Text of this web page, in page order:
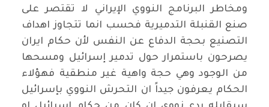
ومخاطر البرنامج النووي الإيراني لا تقتصر على
صنع القنبلة التدميرية فحسب انما تتجاوز اهداف
التصنيع بحجة الدفاع عن النفس لأن حكام ايران
يصرحون باستمرار حول تدمير إسرائيل ومسحها
من الوجود وهي حجة واهية غير منطقية فهؤلاء
الحكام يعرفون جيداً ان التحرش النووي بإسرائيل